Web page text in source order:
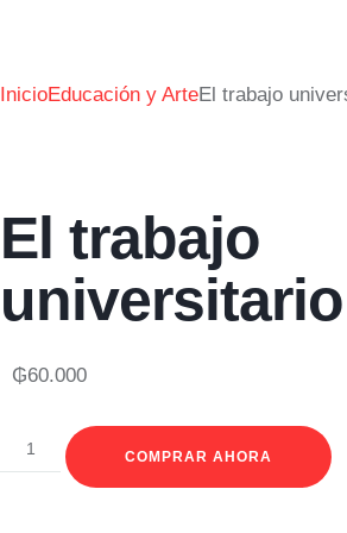
InicioEducación y ArteEl trabajo
El trabajo
universitario
₲60.000
COMPRAR AHORA